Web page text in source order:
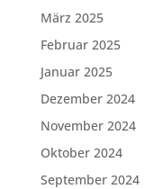
März 2025
Februar 2025
Januar 2025
Dezember 2024
November 2024
Oktober 2024
September 2024